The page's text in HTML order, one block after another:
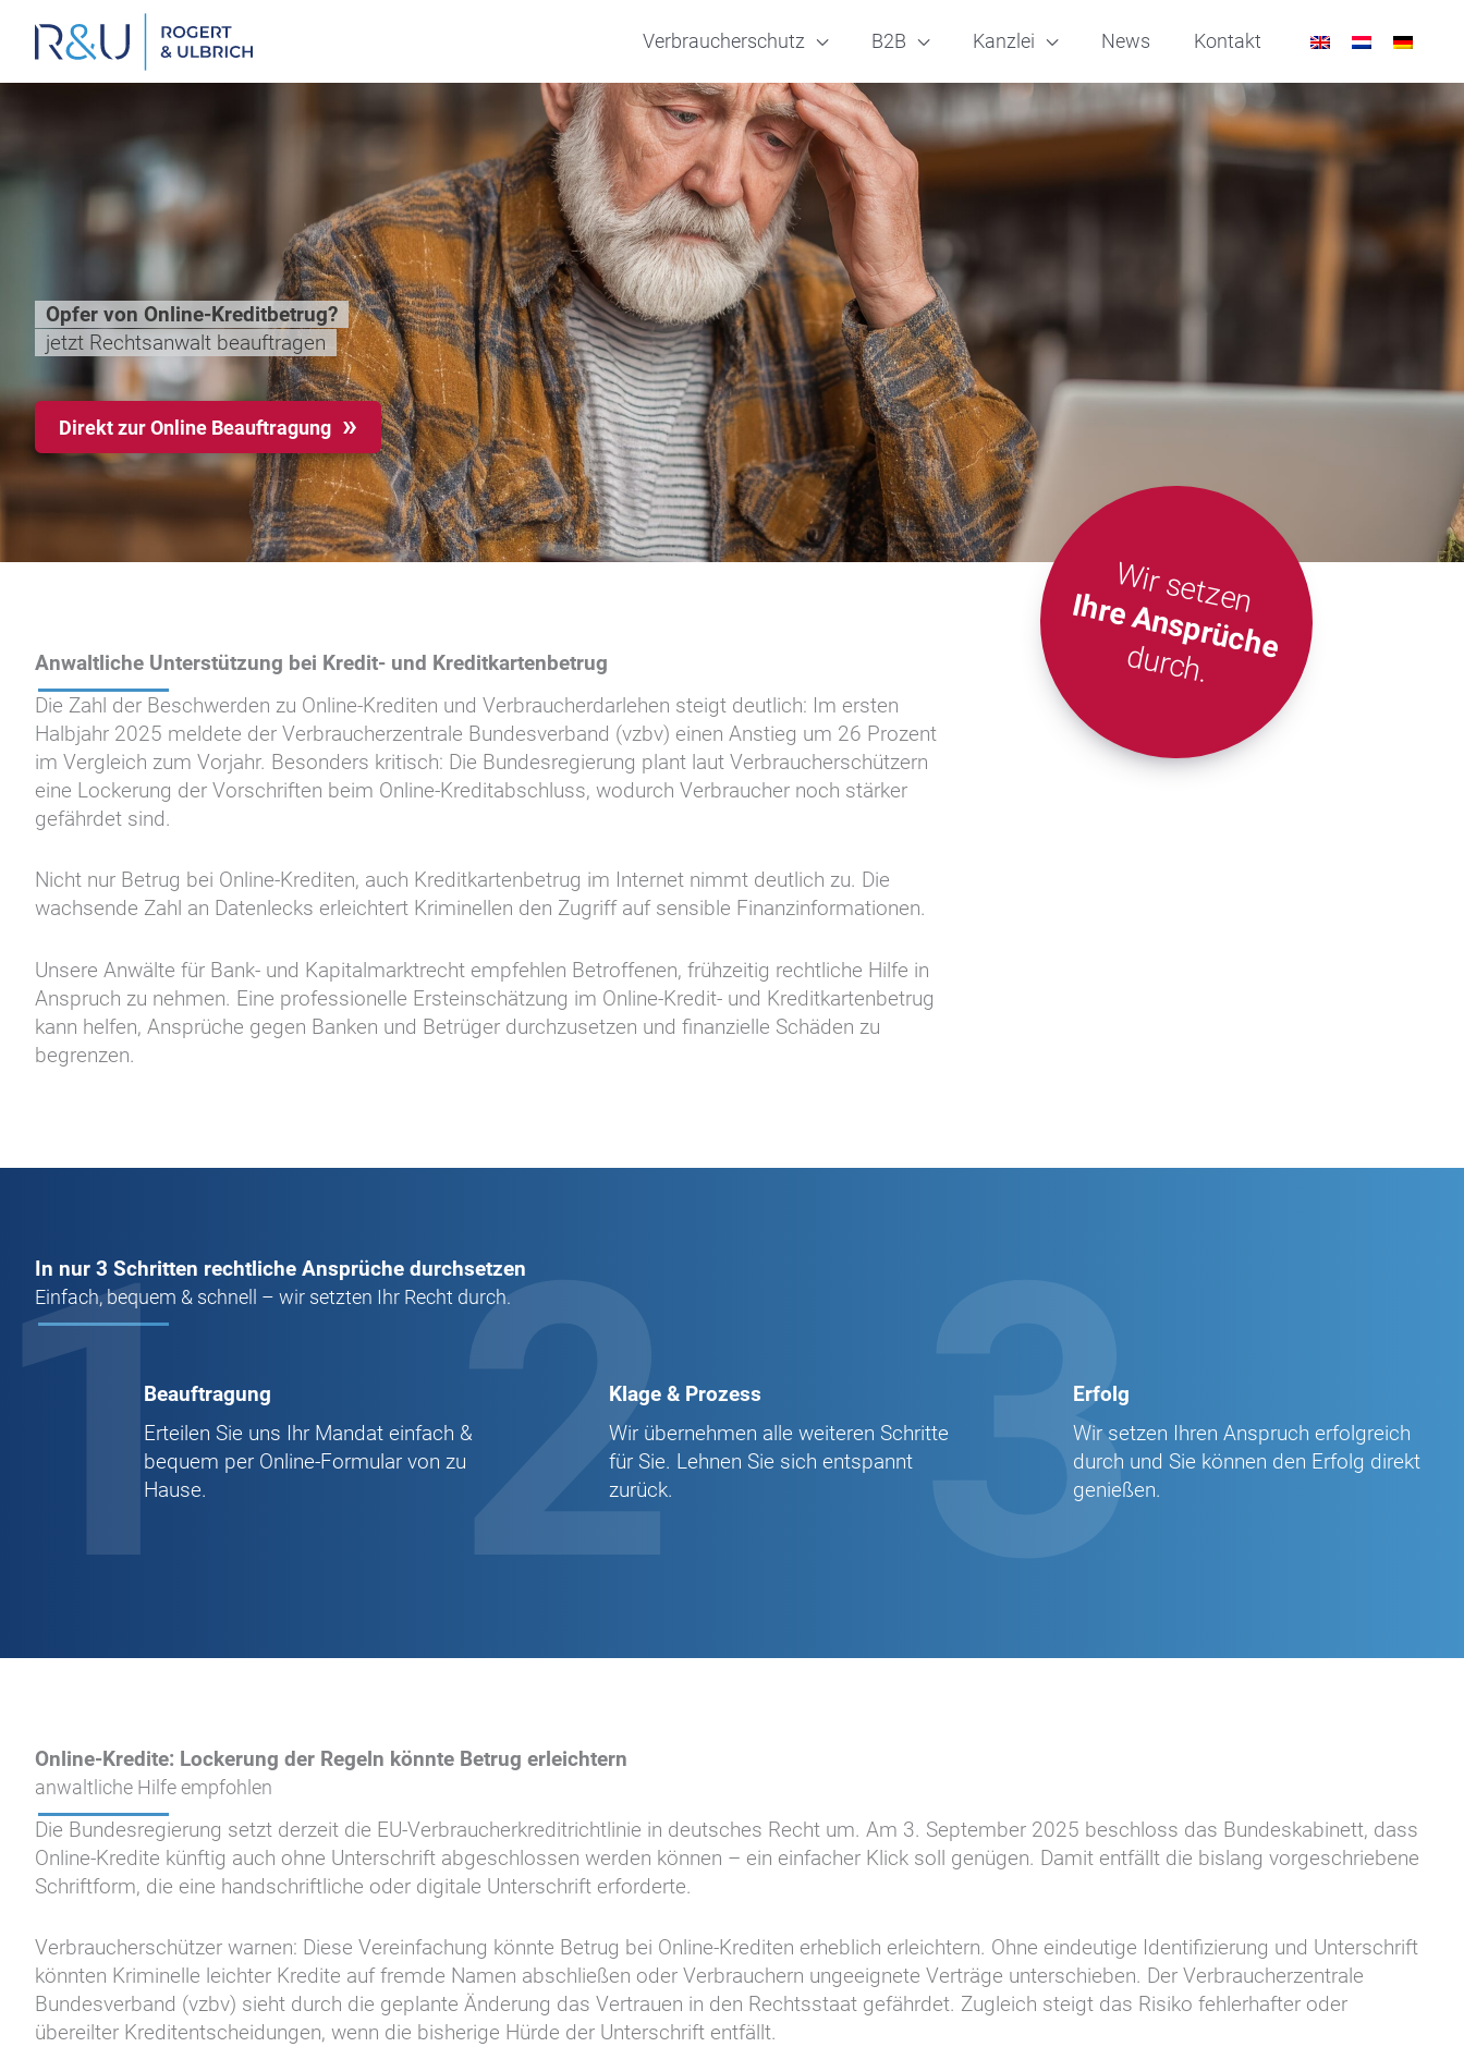
Verbraucherschutz B2B Kanzlei News Kontakt
Opfer von Online-Kreditbetrug?
jetzt Rechtsanwalt beauftragen
Direkt zur Online Beauftragung
Anwaltliche Unterstützung bei Kredit- und Kreditkartenbetrug
Die Zahl der Beschwerden zu Online-Krediten und Verbraucherdarlehen steigt deutlich: Im ersten
Halbjahr 2025 meldete der Verbraucherzentrale Bundesverband (vzbv) einen Anstieg um 26 Prozent
im Vergleich zum Vorjahr. Besonders kritisch: Die Bundesregierung plant laut Verbraucherschützern
eine Lockerung der Vorschriften beim Online-Kreditabschluss, wodurch Verbraucher noch stärker
gefährdet sind.
Nicht nur Betrug bei Online-Krediten, auch Kreditkartenbetrug im Internet nimmt deutlich zu. Die
wachsende Zahl an Datenlecks erleichtert Kriminellen den Zugriff auf sensible Finanzinformationen.
Unsere Anwälte für Bank- und Kapitalmarktrecht empfehlen Betroffenen, frühzeitig rechtliche Hilfe in
Anspruch zu nehmen. Eine professionelle Ersteinschätzung im Online-Kredit- und Kreditkartenbetrug
kann helfen, Ansprüche gegen Banken und Betrüger durchzusetzen und finanzielle Schäden zu
begrenzen.
Wir setzen
Ihre Ansprüche
durch.
In nur 3 Schritten rechtliche Ansprüche durchsetzen
Einfach, bequem & schnell – wir setzten Ihr Recht durch.
Beauftragung
Erteilen Sie uns Ihr Mandat einfach &
bequem per Online-Formular von zu
Hause.
Klage & Prozess
Wir übernehmen alle weiteren Schritte
für Sie. Lehnen Sie sich entspannt
zurück.
2
Erfolg
Wir setzen Ihren Anspruch erfolgreich
durch und Sie können den Erfolg direkt
genießen.
3
Online-Kredite: Lockerung der Regeln könnte Betrug erleichtern
anwaltliche Hilfe empfohlen
Die Bundesregierung setzt derzeit die EU-Verbraucherkreditrichtlinie in deutsches Recht um. Am 3. September 2025 beschloss das Bundeskabinett, dass
Online-Kredite künftig auch ohne Unterschrift abgeschlossen werden können – ein einfacher Klick soll genügen. Damit entfällt die bislang vorgeschriebene
Schriftform, die eine handschriftliche oder digitale Unterschrift erforderte.
Verbraucherschützer warnen: Diese Vereinfachung könnte Betrug bei Online-Krediten erheblich erleichtern. Ohne eindeutige Identifizierung und Unterschrift
könnten Kriminelle leichter Kredite auf fremde Namen abschließen oder Verbrauchern ungeeignete Verträge unterschieben. Der Verbraucherzentrale
Bundesverband (vzbv) sieht durch die geplante Änderung das Vertrauen in den Rechtsstaat gefährdet. Zugleich steigt das Risiko fehlerhafter oder
übereilter Kreditentscheidungen, wenn die bisherige Hürde der Unterschrift entfällt.